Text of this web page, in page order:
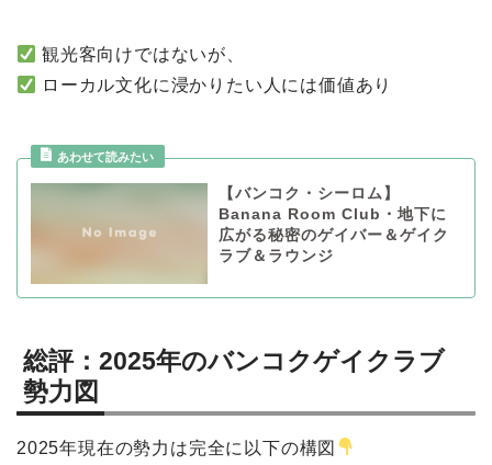
観光客向けではないが、
ローカル文化に浸かりたい人には価値あり
【バンコク・シーロム】
Banana Room Club・地下に
広がる秘密のゲイバー＆ゲイク
ラブ＆ラウンジ
総評：2025年のバンコクゲイクラブ
勢力図
2025年現在の勢力は完全に以下の構図